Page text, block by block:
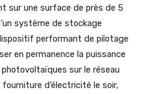
sur une surface de près de 5
système de stockage
performant de pilotage
en permanence la puissance
sur le réseau
d’électricité le soir,